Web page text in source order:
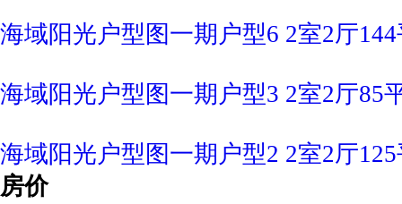
海域阳光户型图一期户型6 2室2厅
海域阳光户型图一期户型3 2室2厅85
海域阳光户型图一期户型2 2室2厅
房价